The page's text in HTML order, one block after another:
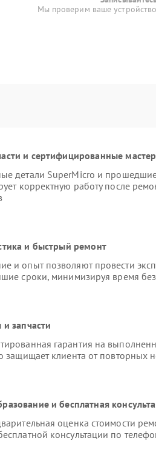
Мы проверим ваше
и сертифицированные
детали SuperMicro и
корректную работу после
и быстрый ремонт
и опыт позволяют провести
сроки, минимизируя время без
запчасти
гарантия на
защищает клиента от повторных
и бесплатная
оценка стоимости
консультации по